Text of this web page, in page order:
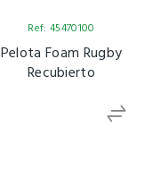
Ref: 45470100
Pelota Foam Rugby
Recubierto